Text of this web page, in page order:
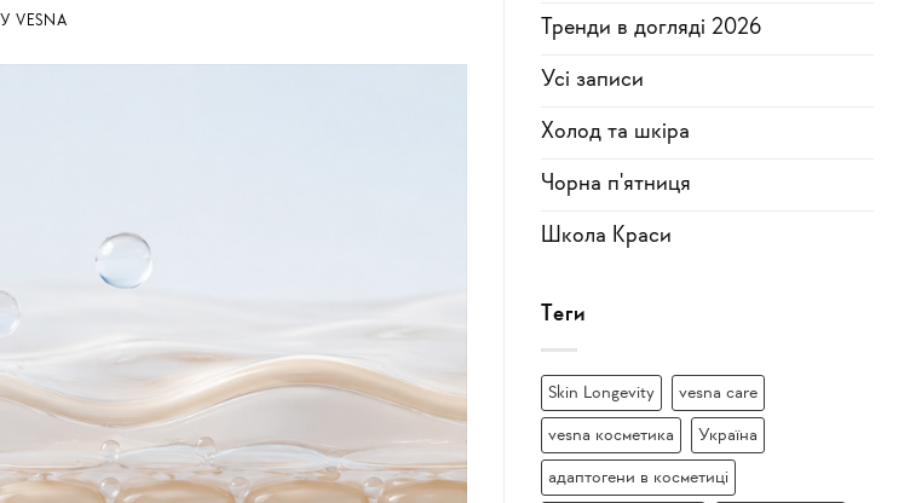
VESNA Тренди в догляді 2026
Усi записи
Холод та шкіра
Чорна п'ятниця
Школа Краси
Теги
Skin Longevity vesna care
vesna косметика Україна
адаптогени в косметиці